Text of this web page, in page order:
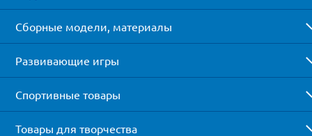
Сборные модели, материалы
Развивающие игры
Спортивные товары
Товары для творчества